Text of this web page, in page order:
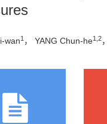
wan1 ， YANG Chun-he1,2